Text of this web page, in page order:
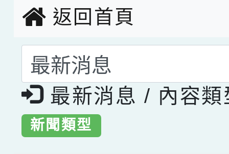
返回首頁
選擇後頁面內容會更
最新消息 / 內容類
新聞類型